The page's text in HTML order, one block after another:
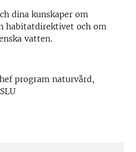
dina kunskaper om
habitatdirektivet och om
vatten.
program naturvård,